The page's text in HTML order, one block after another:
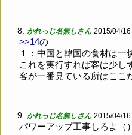
8. かれっじ名無しさん 2015/04/16
>>14の
１：中国と韓国の食材は一
これを実行すれば客は少し
客が一番見ている所はここ
9. かれっじ名無しさん 2015/04/16
パワーアップ工事しろよ（）